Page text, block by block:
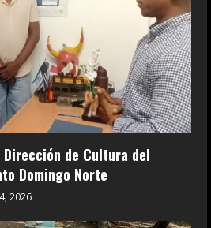
Dirección de Cultura del
Domingo Norte
2026